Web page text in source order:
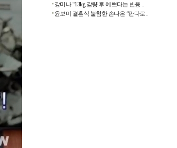
강미나 “13kg 감량 후 예쁘다는 반응 ..
윤보미 결혼식 불참한 손나은 “판다로..